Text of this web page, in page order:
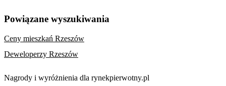
Powiązane wyszukiwania
Ceny mieszkań Rzeszów
Deweloperzy Rzeszów
Nagrody i wyróżnienia dla rynekpierwotny.pl